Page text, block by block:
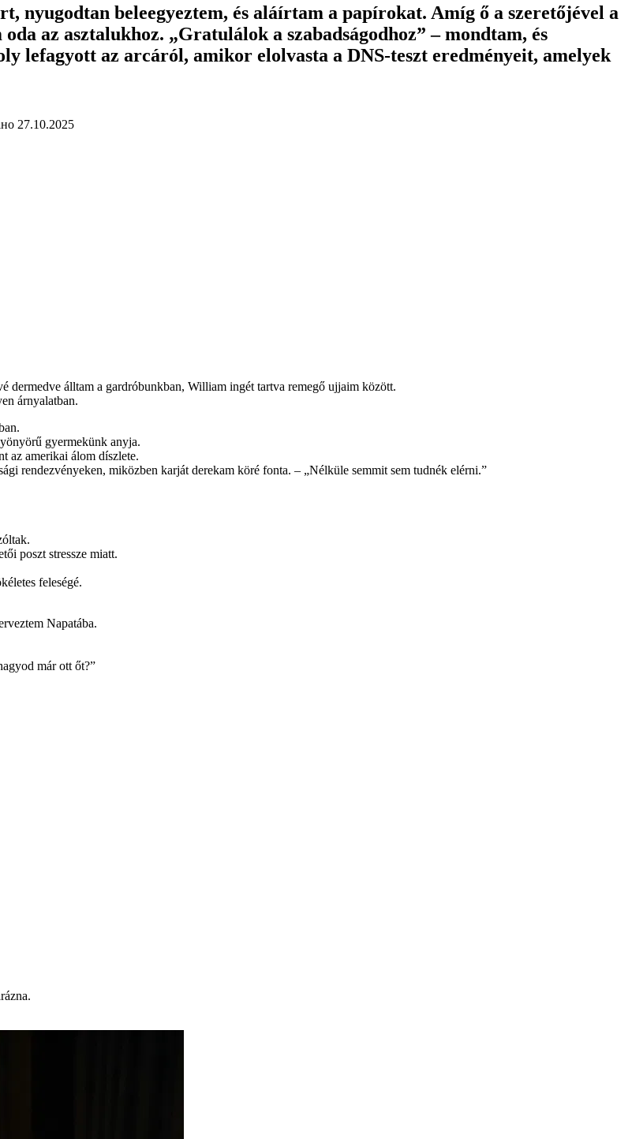
nyugodtan beleegyeztem, és aláírtam a papírokat. Amíg ő a szeretőjével a
az asztalukhoz. „Gratulálok a szabadságodhoz” – mondtam, és
lefagyott az arcáról, amikor elolvasta a DNS-teszt eredményeit, amelyek
27.10.2025
dermedve álltam a gardróbunkban, William ingét tartva remegő ujjaim között.
árnyalatban.
gyermekünk anyja.
az amerikai álom díszlete.
rendezvényeken, miközben karját derekam köré fonta. – „Nélküle semmit sem tudnék elérni.”
poszt stressze miatt.
feleségé.
Napatába.
már ott őt?”